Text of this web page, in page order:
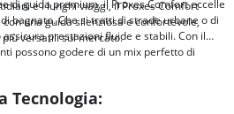
e i lunghi viaggi, il Proxes Comfort
una guida silenziosa e confortevole,
versatili sul mercato.
di guida premium, il Proxes Comfort eccelle
bagnato. Che si tratti di strade urbane o di
prestazioni fluide e stabili. Con il
possono godere di un mix perfetto di
Tecnologia: